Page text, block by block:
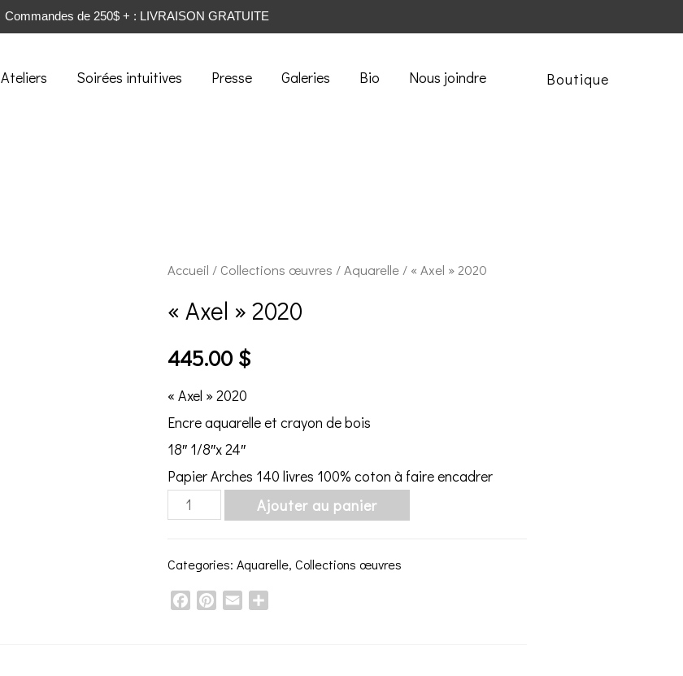
Commandes de 250$ + : LIVRAISON GRATUITE
Ateliers Soirées intuitives Presse Galeries Bio Nous joindre Boutique
Accueil / Collections œuvres /Aquarelle / « Axel » 2020
« Axel » 2020
445.00 $
« Axel » 2020
Encre aquarelle et crayon de bois
18″ 1/8″x 24″
Papier Arches 140 livres 100% coton à faire encadrer
"Axel"
quantity
Ajouter au panier
Categories:Aquarelle,Collections œuvres
FacebookPinterest
Email